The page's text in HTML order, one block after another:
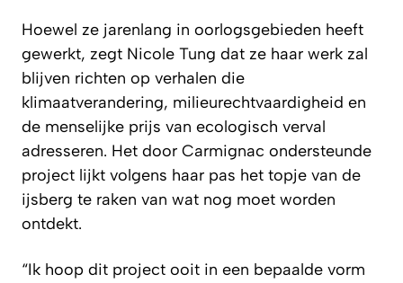
Hoewel ze jarenlang in oorlogsgebieden heeft
gewerkt, zegt Nicole Tung dat ze haar werk zal
blijven richten op verhalen die
klimaatverandering, milieurechtvaardigheid en
de menselijke prijs van ecologisch verval
adresseren. Het door Carmignac ondersteunde
project lijkt volgens haar pas het topje van de
ijsberg te raken van wat nog moet worden
ontdekt.
“Ik hoop dit project ooit in een bepaalde vorm